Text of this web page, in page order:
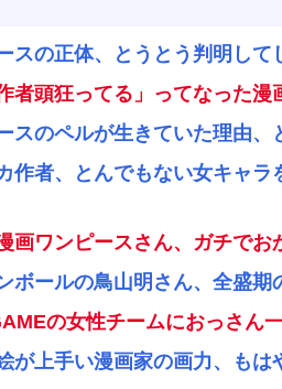
スの正体、とうとう判明し
者頭狂ってる」ってなった漫
スのペルが生きていた理由
作者、とんでもない女キャ
画ワンピースさん、ガチで
ボールの鳥山明さん、全盛
の女性チームにおっさん
が上手い漫画家の画力、も